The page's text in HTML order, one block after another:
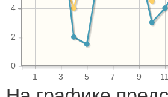
1 3 5 7 9 11
0
2
4